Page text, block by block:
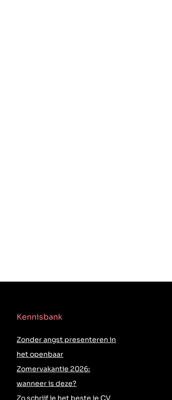
Kennisbank
Zonder angst presenteren in
het openbaar
Zomervakantie 2026:
wanneer is deze?
Zo schrijf je het beste je CV